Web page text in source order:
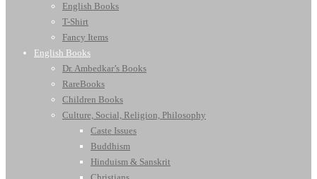
English Books
T-Shirt
Fancy Items
English Books
Dr. Ambedkar’s Books
RareBooks
Children Books
Culture, Social, Religion, Philosophy
Caste Issues
Buddhism
Hinduism & Sanskrit